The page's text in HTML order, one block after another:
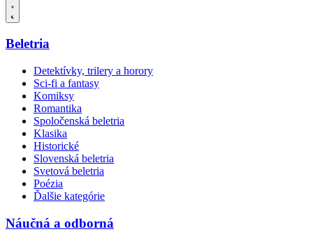
Beletria
Detektívky, trilery a horory
Sci-fi a fantasy
Komiksy
Romantika
Spoločenská beletria
Klasika
Historické
Slovenská beletria
Svetová beletria
Poézia
Ďalšie kategórie
Náučná a odborná